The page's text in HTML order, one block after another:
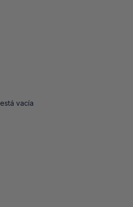
vacía